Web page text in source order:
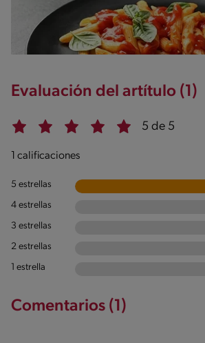
Evaluación del artítulo (1)
5 de 5
1 calificaciones
5 estrellas
4 estrellas
3 estrellas
2 estrellas
1 estrella
Comentarios (1)